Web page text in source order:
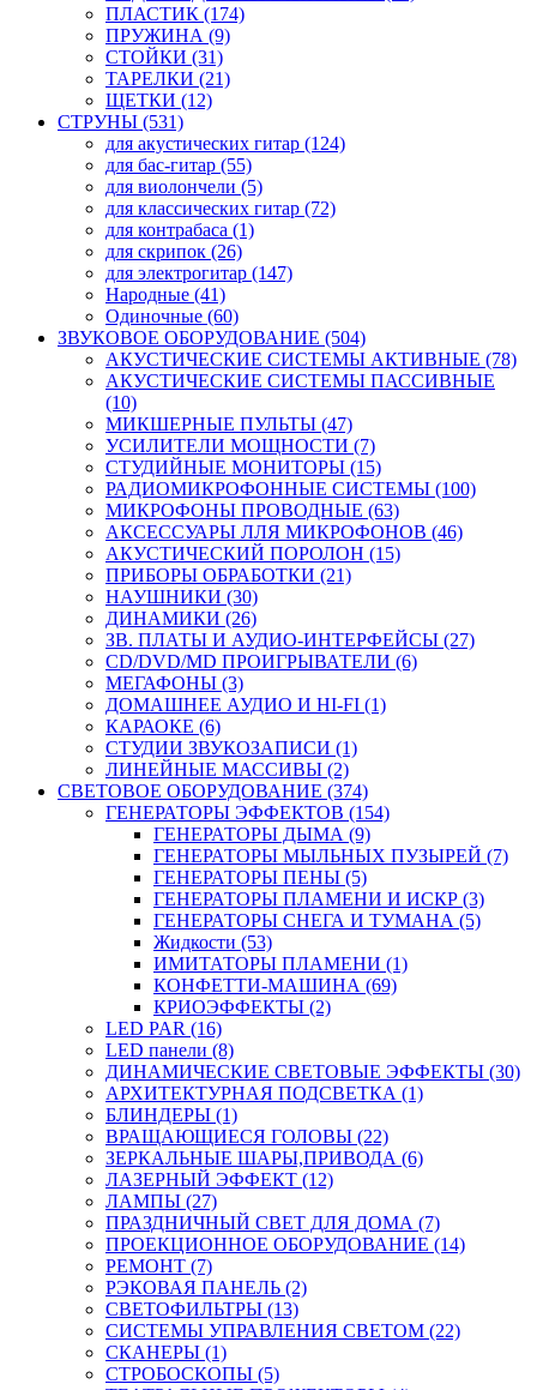
ПЛАСТИК (174)
ПРУЖИНА (9)
СТОЙКИ (31)
ТАРЕЛКИ (21)
ЩЕТКИ (12)
СТРУНЫ (531)
для акустических гитар (124)
для бас-гитар (55)
для виолончели (5)
для классических гитар (72)
для контрабаса (1)
для скрипок (26)
для электрогитар (147)
Народные (41)
Одиночные (60)
ЗВУКОВОЕ ОБОРУДОВАНИЕ (504)
АКУСТИЧЕСКИЕ СИСТЕМЫ АКТИВНЫЕ (78)
АКУСТИЧЕСКИЕ СИСТЕМЫ ПАССИВНЫЕ
(10)
МИКШЕРНЫЕ ПУЛЬТЫ (47)
УСИЛИТЕЛИ МОЩНОСТИ (7)
СТУДИЙНЫЕ МОНИТОРЫ (15)
РАДИОМИКРОФОННЫЕ СИСТЕМЫ (100)
МИКРОФОНЫ ПРОВОДНЫЕ (63)
АКСЕССУАРЫ ЛЛЯ МИКРОФОНОВ (46)
АКУСТИЧЕСКИЙ ПОРОЛОН (15)
ПРИБОРЫ ОБРАБОТКИ (21)
НАУШНИКИ (30)
ДИНАМИКИ (26)
ЗВ. ПЛАТЫ И АУДИО-ИНТЕРФЕЙСЫ (27)
CD/DVD/MD ПРОИГРЫВАТЕЛИ (6)
МЕГАФОНЫ (3)
ДОМАШНЕЕ АУДИО И HI-FI (1)
КАРАОКЕ (6)
СТУДИИ ЗВУКОЗАПИСИ (1)
ЛИНЕЙНЫЕ МАССИВЫ (2)
СВЕТОВОЕ ОБОРУДОВАНИЕ (374)
ГЕНЕРАТОРЫ ЭФФЕКТОВ (154)
ГЕНЕРАТОРЫ ДЫМА (9)
ГЕНЕРАТОРЫ МЫЛЬНЫХ ПУЗЫРЕЙ (7)
ГЕНЕРАТОРЫ ПЕНЫ (5)
ГЕНЕРАТОРЫ ПЛАМЕНИ И ИСКР (3)
ГЕНЕРАТОРЫ СНЕГА И ТУМАНА (5)
Жидкости (53)
ИМИТАТОРЫ ПЛАМЕНИ (1)
КОНФЕТТИ-МАШИНА (69)
КРИОЭФФЕКТЫ (2)
LED PAR (16)
LED панели (8)
ДИНАМИЧЕСКИЕ СВЕТОВЫЕ ЭФФЕКТЫ (30)
АРХИТЕКТУРНАЯ ПОДСВЕТКА (1)
БЛИНДЕРЫ (1)
ВРАЩАЮЩИЕСЯ ГОЛОВЫ (22)
ЗЕРКАЛЬНЫЕ ШАРЫ,ПРИВОДА (6)
ЛАЗЕРНЫЙ ЭФФЕКТ (12)
ЛАМПЫ (27)
ПРАЗДНИЧНЫЙ СВЕТ ДЛЯ ДОМА (7)
ПРОЕКЦИОННОЕ ОБОРУДОВАНИЕ (14)
РЕМОНТ (7)
РЭКОВАЯ ПАНЕЛЬ (2)
СВЕТОФИЛЬТРЫ (13)
СИСТЕМЫ УПРАВЛЕНИЯ СВЕТОМ (22)
СКАНЕРЫ (1)
СТРОБОСКОПЫ (5)